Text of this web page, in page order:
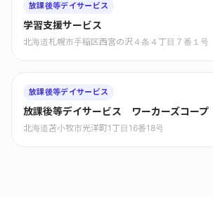
放課後等デイサービス
学習支援サービス
北海道札幌市手稲区西宮の沢４条４丁目７番１号
放課後等デイサービス
放課後等デイサービス ワーカーズコー
北海道苫小牧市光洋町1丁目16番18号